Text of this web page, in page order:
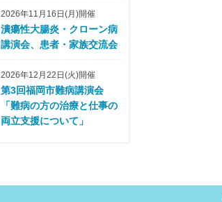
2026年11月16日(月)開催
潰瘍性大腸炎・クローン病
講演会、患者・家族交流会
2026年12月22日(火)開催
第3回福岡市難病講演会
「難病の方の治療と仕事の
両立支援について」